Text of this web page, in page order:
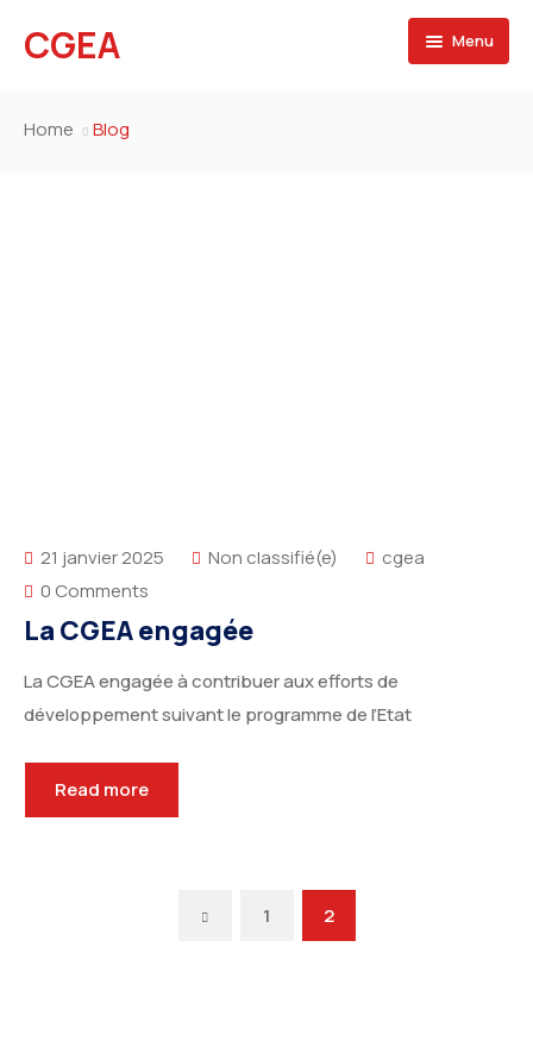
CGEA Menu
Home Blog
21 janvier 2025 Non classifié(e)
cgea
0 Comments
La CGEA engagée
La CGEA engagée à contribuer aux efforts de
développement suivant le programme de l’Etat
Read more
Previous
1 2